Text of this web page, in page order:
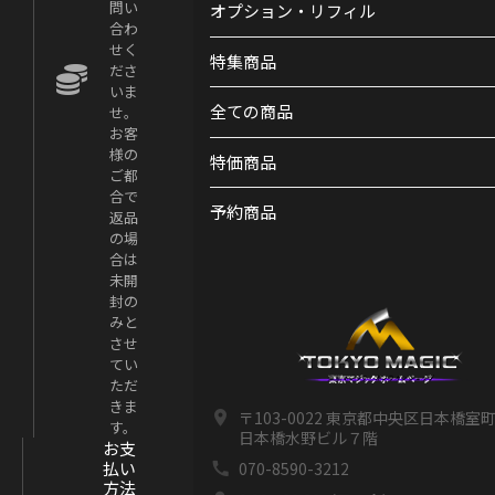
オプション・リフィル
特集商品
全ての商品
特価商品
予約商品
〒103-0022 東京都中央区日本橋室
日本橋水野ビル７階
070-8590-3212
問い
合わ
せく
ださ
いま
せ。
お客
様の
ご都
合で
返品
の場
合は
未開
封の
みと
させ
てい
ただ
きま
す。
お支
払い
方法